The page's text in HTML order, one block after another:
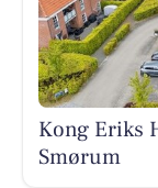
Kong Eriks
Smørum